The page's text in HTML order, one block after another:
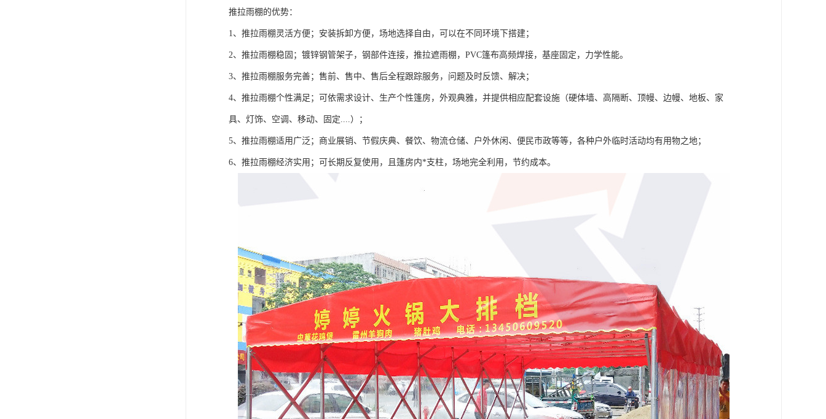
推拉雨棚的优势：
1、推拉雨棚灵活方便；安装拆卸方便，场地选择自由，可以在不同环境下搭建；
2、推拉雨棚稳固；镀锌钢管架子，钢部件连接，推拉遮雨棚，PVC篷布高频焊接，基座固定，力学性能。
3、推拉雨棚服务完善；售前、售中、售后全程跟踪服务，问题及时反馈、解决；
4、推拉雨棚个性满足；可依需求设计、生产个性篷房，外观典雅，并提供相应配套设施（硬体墙、高隔断、顶幔、边幔、地板、家
具、灯饰、空调、移动、固定....）；
5、推拉雨棚适用广泛；商业展销、节假庆典、餐饮、物流仓储、户外休闲、便民市政等等，各种户外临时活动均有用物之地；
6、推拉雨棚经济实用；可长期反复使用，且篷房内*支柱，场地完全利用，节约成本。